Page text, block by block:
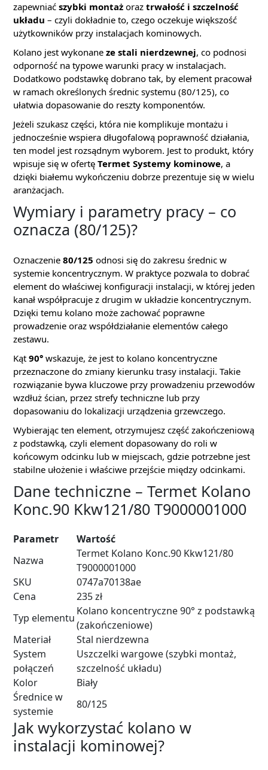
zapewniać szybki montaż oraz trwałość i szczelność
układu – czyli dokładnie to, czego oczekuje większość
użytkowników przy instalacjach kominowych.
Kolano jest wykonane ze stali nierdzewnej, co podnosi
odporność na typowe warunki pracy w instalacjach.
Dodatkowo podstawkę dobrano tak, by element pracował
w ramach określonych średnic systemu (80/125), co
ułatwia dopasowanie do reszty komponentów.
Jeżeli szukasz części, która nie komplikuje montażu i
jednocześnie wspiera długofalową poprawność działania,
ten model jest rozsądnym wyborem. Jest to produkt, który
wpisuje się w ofertę Termet Systemy kominowe, a
dzięki białemu wykończeniu dobrze prezentuje się w wielu
aranżacjach.
Wymiary i parametry pracy – co
oznacza (80/125)?
Oznaczenie 80/125 odnosi się do zakresu średnic w
systemie koncentrycznym. W praktyce pozwala to dobrać
element do właściwej konfiguracji instalacji, w której jeden
kanał współpracuje z drugim w układzie koncentrycznym.
Dzięki temu kolano może zachować poprawne
prowadzenie oraz współdziałanie elementów całego
zestawu.
Kąt 90° wskazuje, że jest to kolano koncentryczne
przeznaczone do zmiany kierunku trasy instalacji. Takie
rozwiązanie bywa kluczowe przy prowadzeniu przewodów
wzdłuż ścian, przez strefy techniczne lub przy
dopasowaniu do lokalizacji urządzenia grzewczego.
Wybierając ten element, otrzymujesz część zakończeniową
z podstawką, czyli element dopasowany do roli w
końcowym odcinku lub w miejscach, gdzie potrzebne jest
stabilne ułożenie i właściwe przejście między odcinkami.
Dane techniczne – Termet Kolano
Konc.90 Kkw121/80 T9000001000
Parametr
Wartość
Nazwa
Termet Kolano Konc.90 Kkw121/80
T9000001000
SKU
0747a70138ae
Cena
235 zł
Typ elementu
Kolano koncentryczne 90° z podstawką
(zakończeniowe)
Materiał
Stal nierdzewna
System
połączeń
Uszczelki wargowe (szybki montaż,
szczelność układu)
Kolor
Biały
Średnice w
systemie
80/125
Jak wykorzystać kolano w
instalacji kominowej?